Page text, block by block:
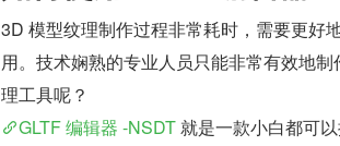
3D 模型纹理制作过程非常耗时，需要更好
用。技术娴熟的专业人员只能非常有效地
理工具呢？
GLTF 编辑器 -NSDT 就是一款小白都可